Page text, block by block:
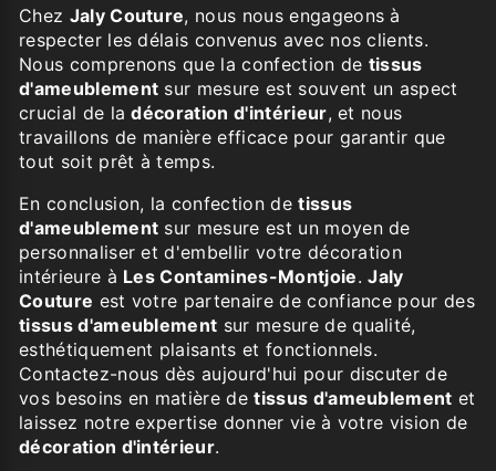
Chez Jaly Couture, nous nous engageons à
respecter les délais convenus avec nos clients.
Nous comprenons que la confection de tissus
d'ameublement sur mesure est souvent un aspect
crucial de ladécoration d'intérieur, et nous
travaillons de manière efficace pour garantir que
tout soit prêt à temps.
En conclusion, la confection detissus
d'ameublement sur mesure est un moyen de
personnaliser et d'embellir votre décoration
intérieure à Les Contamines-Montjoie.Jaly
Couture est votre partenaire de confiance pour des
tissus d'ameublement sur mesure de qualité,
esthétiquement plaisants et fonctionnels.
Contactez-nous dès aujourd'hui pour discuter de
vos besoins en matière detissus d'ameublement et
laissez notre expertise donner vie à votre vision de
décoration d'intérieur.